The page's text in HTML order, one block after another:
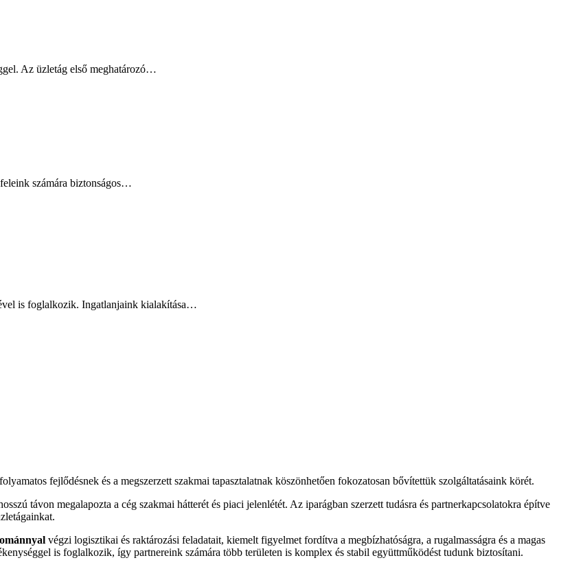
Az üzletág első meghatározó…
számára biztonságos…
is foglalkozik. Ingatlanjaink kialakítása…
fejlődésnek és a megszerzett szakmai tapasztalatnak köszönhetően fokozatosan bővítettük szolgáltatásaink körét.
távon megalapozta a cég szakmai hátterét és piaci jelenlétét. Az iparágban szerzett tudásra és partnerkapcsolatokra építve
végzi logisztikai és raktározási feladatait, kiemelt figyelmet fordítva a megbízhatóságra, a rugalmasságra és a magas
is foglalkozik, így partnereink számára több területen is komplex és stabil együttműködést tudunk biztosítani.